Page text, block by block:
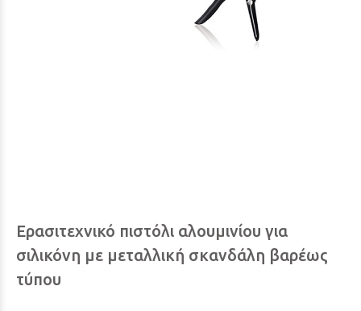
Ερασιτεχνικό πιστόλι αλουμινίου για
σιλικόνη με μεταλλική σκανδάλη βαρέως
τύπου